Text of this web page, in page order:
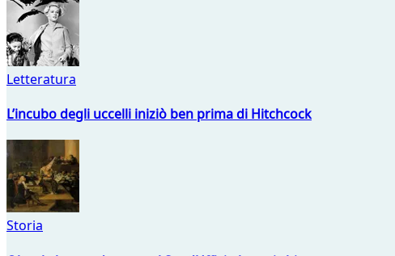
Letteratura
L’incubo degli uccelli iniziò ben prima di Hitchcock
Storia